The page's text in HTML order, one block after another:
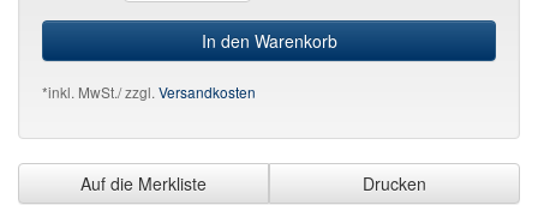
In den Warenkorb
*inkl. MwSt./ zzgl.Versandkosten
Auf die Merkliste Drucken